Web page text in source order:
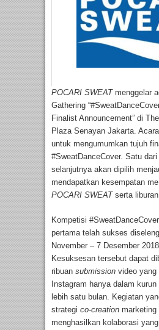
POCARI SWEATmenggelar
Gathering
Finalist Announcement” di
Plaza Senayan Jakarta.
untuk mengumumkan tujuh
#SweatDanceCover. Satu
selanjutnya akan dipilih
mendapatkan kesempatan
POCARI SWEATserta
Kompetisi
pertama telah sukses
November – 7 Desember
Kesuksesan tersebut dapat
ribuan submission video
Instagram hanya dalam
lebih satu bulan. Kegiatan
strategi co-creation marketing
menghasilkan kolaborasi